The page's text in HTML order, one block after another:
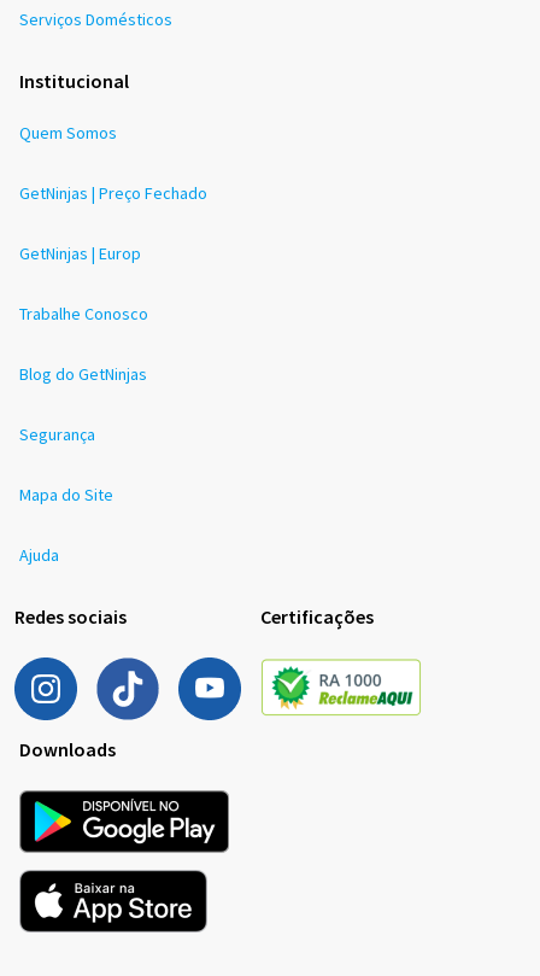
Serviços Domésticos
Institucional
Quem Somos
GetNinjas | Preço Fechado
GetNinjas | Europ
Trabalhe Conosco
Blog do GetNinjas
Segurança
Mapa do Site
Ajuda
Redes sociais Certificações
Downloads